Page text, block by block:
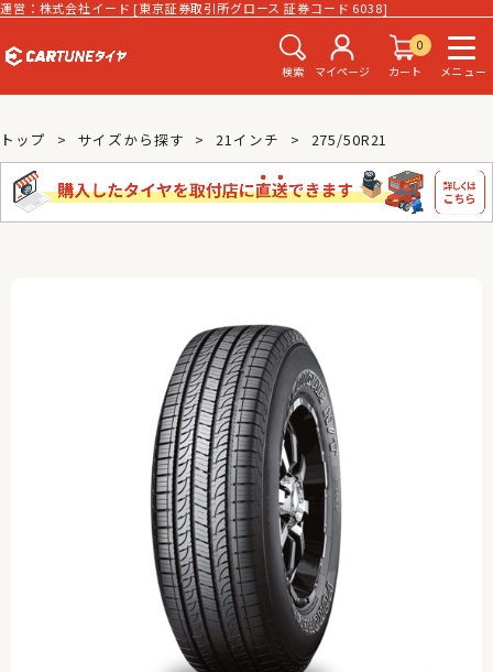
運営：株式会社イード [東京証券取引所グロース 証券コード 6038]
検索 マイページ
0
カート
メニュー
トップ サイズから探す 21インチ 275/50R21